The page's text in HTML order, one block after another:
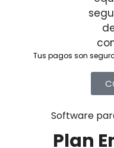
Tus pagos son
Software
Plan